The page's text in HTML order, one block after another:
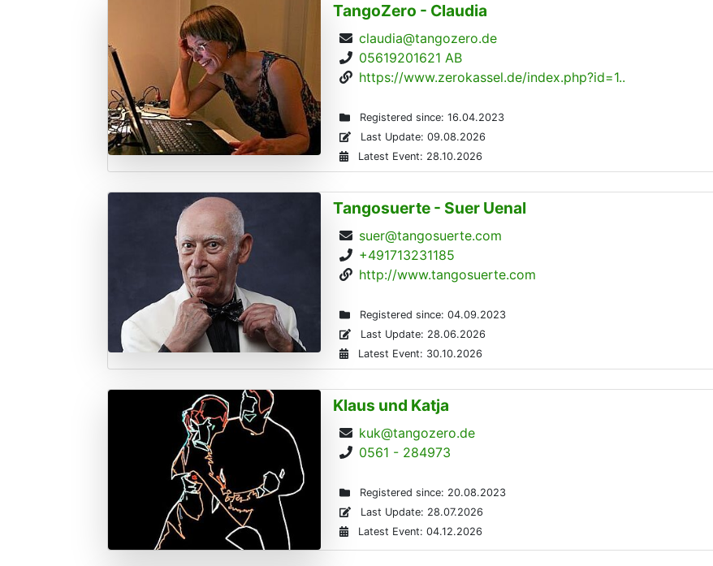
TangoZero - Claudia
claudia@tangozero.de
05619201621 AB
https://www.zerokassel.de/index.php?id=1..
Registered since: 16.04.2023
Last Update: 09.08.2026
Latest Event: 28.10.2026
Tangosuerte - Suer Uenal
suer@tangosuerte.com
+491713231185
http://www.tangosuerte.com
Registered since: 04.09.2023
Last Update: 28.06.2026
Latest Event: 30.10.2026
Klaus und Katja
kuk@tangozero.de
0561 - 284973
Registered since: 20.08.2023
Last Update: 28.07.2026
Latest Event: 04.12.2026